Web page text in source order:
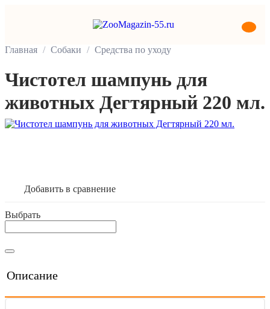
Главная Собаки Средства по уходу
Чистотел шампунь для
животных Дегтярный 220 мл.
Добавить в сравнение
Выбрать
Описание